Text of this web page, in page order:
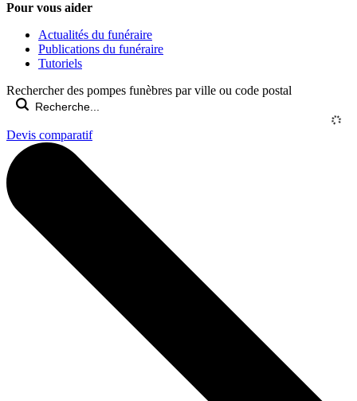
Pour vous aider
Actualités du funéraire
Publications du funéraire
Tutoriels
Rechercher des pompes funèbres par ville ou code postal
Devis comparatif